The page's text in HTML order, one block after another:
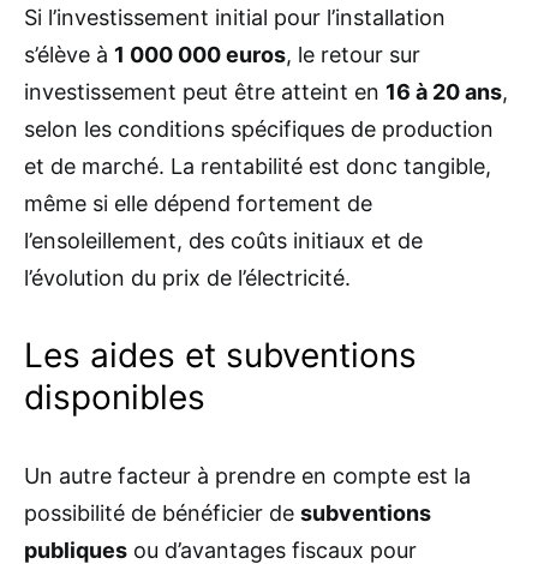
Si l’investissement initial pour l’installation
s’élève à 1 000 000 euros, le retour sur
investissement peut être atteint en 16 à 20 ans,
selon les conditions spécifiques de production
et de marché. La rentabilité est donc tangible,
même si elle dépend fortement de
l’ensoleillement, des coûts initiaux et de
l’évolution du prix de l’électricité.
Les aides et subventions
disponibles
Un autre facteur à prendre en compte est la
possibilité de bénéficier de subventions
publiques ou d’avantages fiscaux pour